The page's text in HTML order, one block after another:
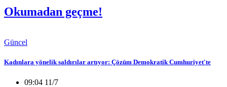
Okumadan geçme!
Güncel
Kadınlara yönelik saldırılar artıyor: Çözüm Demokratik Cumhuriyet'te
09:04 11/7